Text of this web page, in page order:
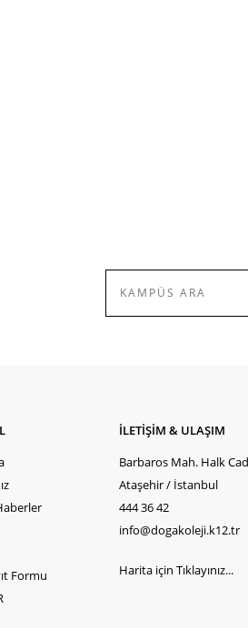
Formu
İLETİŞİM & ULAŞIM
Barbaros Mah. Halk
Ataşehir / İstanbul
444 36 42
info@dogakoleji.k12.tr
Harita için Tıklayınız...